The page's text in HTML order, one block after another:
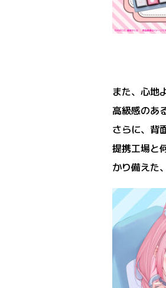
また、心地
高級感のあ
さらに、背
提携工場と
かり備えた